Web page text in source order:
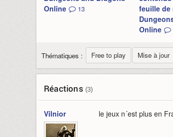
Online
13
feuille de
Online
Thématiques : Free to play Mise à jour
Réactions (3)
Vilnior le jeux n´est plus en